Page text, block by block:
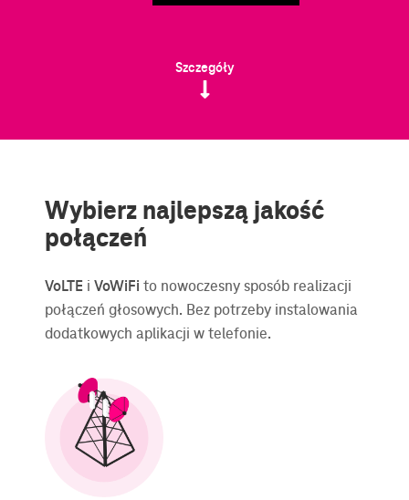
Szczegóły
Wybierz najlepszą jakość
połączeń
VoLTEi VoWiFi to nowoczesny sposób realizacji
połączeń głosowych. Bez potrzeby instalowania
dodatkowych aplikacji w telefonie.